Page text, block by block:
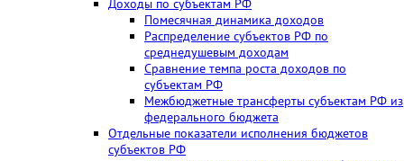
Доходы по субъектам РФ
Помесячная динамика доходов
Распределение субъектов РФ по
среднедушевым доходам
Сравнение темпа роста доходов по
субъектам РФ
Межбюджетные трансферты субъектам РФ из
федерального бюджета
Отдельные показатели исполнения бюджетов
субъектов РФ